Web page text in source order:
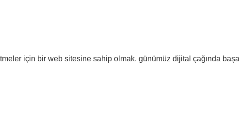
için bir web sitesine sahip olmak, günümüz dijital çağında